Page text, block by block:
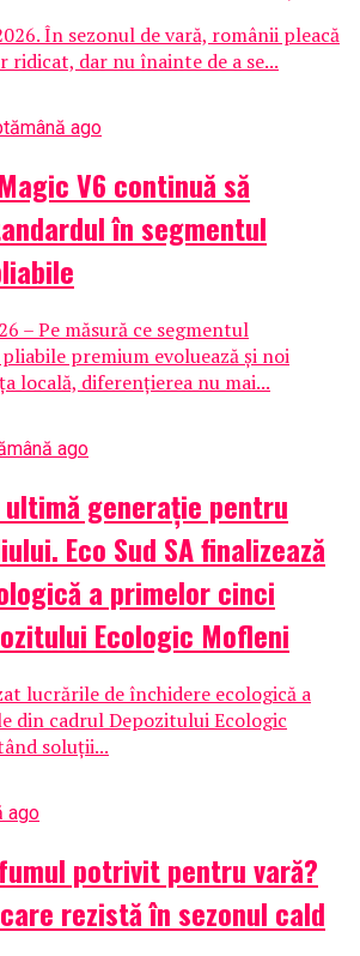
În sezonul de vară, românii pleacă
ridicat, dar nu înainte de a se...
ago
V6 continuă să
în segmentul
– Pe măsură ce segmentul
premium evoluează și noi
locală, diferențierea nu mai...
ago
ultimă generație pentru
Eco Sud SA finalizează
a primelor cinci
Ecologic Mofleni
lucrările de închidere ecologică a
din cadrul Depozitului Ecologic
soluții...
ago
potrivit pentru vară?
rezistă în sezonul cald